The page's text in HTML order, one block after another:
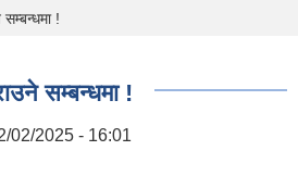
सम्बन्धमा !
सम्बन्धमा !
02/2025 - 16:01